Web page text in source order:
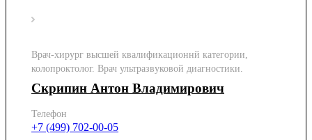
Врач-хирург высшей квалификационнй категории,
колопроктолог. Врач ультразвуковой диагностики.
Скрипин Антон Владимирович
Телефон
+7 (499) 702-00-05